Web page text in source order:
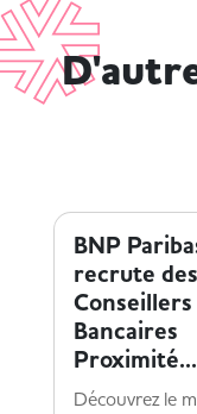
BNP
recrute des
Conseillers
Bancaires
Proximité...
Découvrez le